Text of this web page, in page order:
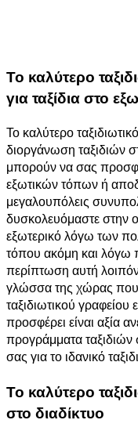
Το καλύτερο
για ταξίδια στο
Το καλύτερο
διοργάνωση ταξιδιών
μπορούν να σας
εξωτικών τόπων ή
μεγαλουπόλεις
δυσκολευόμαστε στην
εξωτερικό λόγω των
τόπου ακόμη και λόγω
περίπτωση αυτή λοιπόν
γλώσσα της χώρας που
ταξιδιωτικού γραφείου
προσφέρει είναι αξία
προγράμματα ταξιδιών
σας για το ιδανικό
Το καλύτερο
στο διαδίκτυο